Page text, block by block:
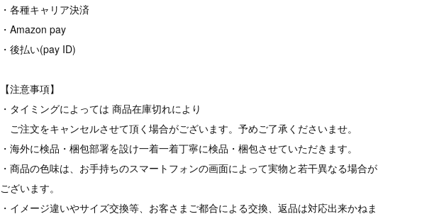
・各種キャリア決済
・Amazon pay
・後払い(pay ID)
【注意事項】
・タイミングによっては 商品在庫切れにより
ご注文をキャンセルさせて頂く場合がございます。予めご了承くださいませ。
・海外に検品・梱包部署を設け一着一着丁寧に検品・梱包させていただきます。
・商品の色味は、お手持ちのスマートフォンの画面によって実物と若干異なる場合が
ございます。
・イメージ違いやサイズ交換等、お客さまご都合による交換、返品は対応出来かねま